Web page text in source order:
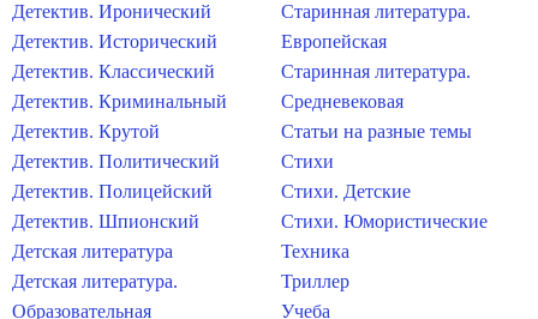
Детектив. Иронический
Детектив. Исторический
Детектив. Классический
Детектив. Криминальный
Детектив. Крутой
Детектив. Политический
Детектив. Полицейский
Детектив. Шпионский
Детская литература
Детская литература.
Образовательная
Старинная литература.
Европейская
Старинная литература.
Средневековая
Статьи на разные темы
Стихи
Стихи. Детские
Стихи. Юмористические
Техника
Триллер
Учеба